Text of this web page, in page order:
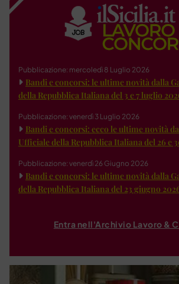
Pubblicazione: mercoledì 8 Luglio 2026
Bandi e concorsi: le ultime novità dalla
della Repubblica Italiana del 3 e 7 luglio
Pubblicazione: venerdì 3 Luglio 2026
Bandi e concorsi: ecco le ultime novità
Ufficiale della Repubblica Italiana del 26 e
Pubblicazione: venerdì 26 Giugno 2026
Bandi e concorsi: le ultime novità dalla
della Repubblica Italiana del 23 giugno
Entra nell'Archivio Lavoro &